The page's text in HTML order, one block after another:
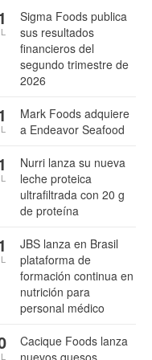
Sigma Foods publica
sus resultados
financieros del
segundo trimestre de
2026
Mark Foods adquiere
a Endeavor Seafood
Nurri lanza su nueva
leche proteica
ultrafiltrada con 20 g
de proteína
JBS lanza en Brasil
plataforma de
formación continua en
nutrición para
personal médico
Cacique Foods lanza
nuevos quesos